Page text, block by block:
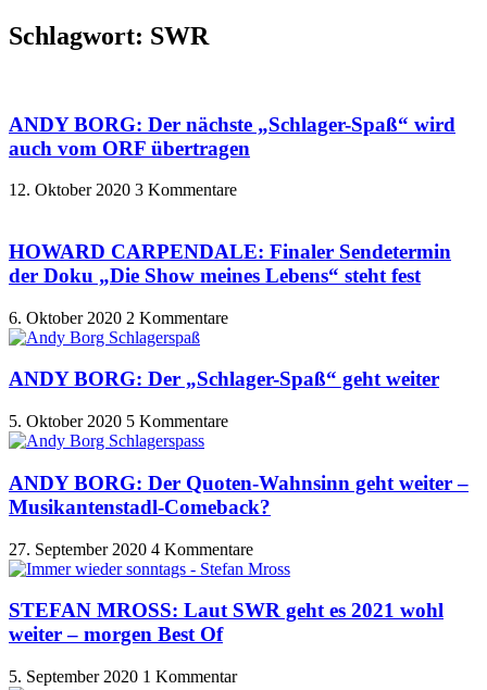
Schlagwort: SWR
ANDY BORG: Der nächste „Schlager-Spaß“ wird
auch vom ORF übertragen
12. Oktober 2020 3 Kommentare
HOWARD CARPENDALE: Finaler Sendetermin
der Doku „Die Show meines Lebens“ steht fest
6. Oktober 2020 2 Kommentare
ANDY BORG: Der „Schlager-Spaß“ geht weiter
5. Oktober 2020 5 Kommentare
ANDY BORG: Der Quoten-Wahnsinn geht weiter –
Musikantenstadl-Comeback?
27. September 2020 4 Kommentare
STEFAN MROSS: Laut SWR geht es 2021 wohl
weiter – morgen Best Of
5. September 2020 1 Kommentar